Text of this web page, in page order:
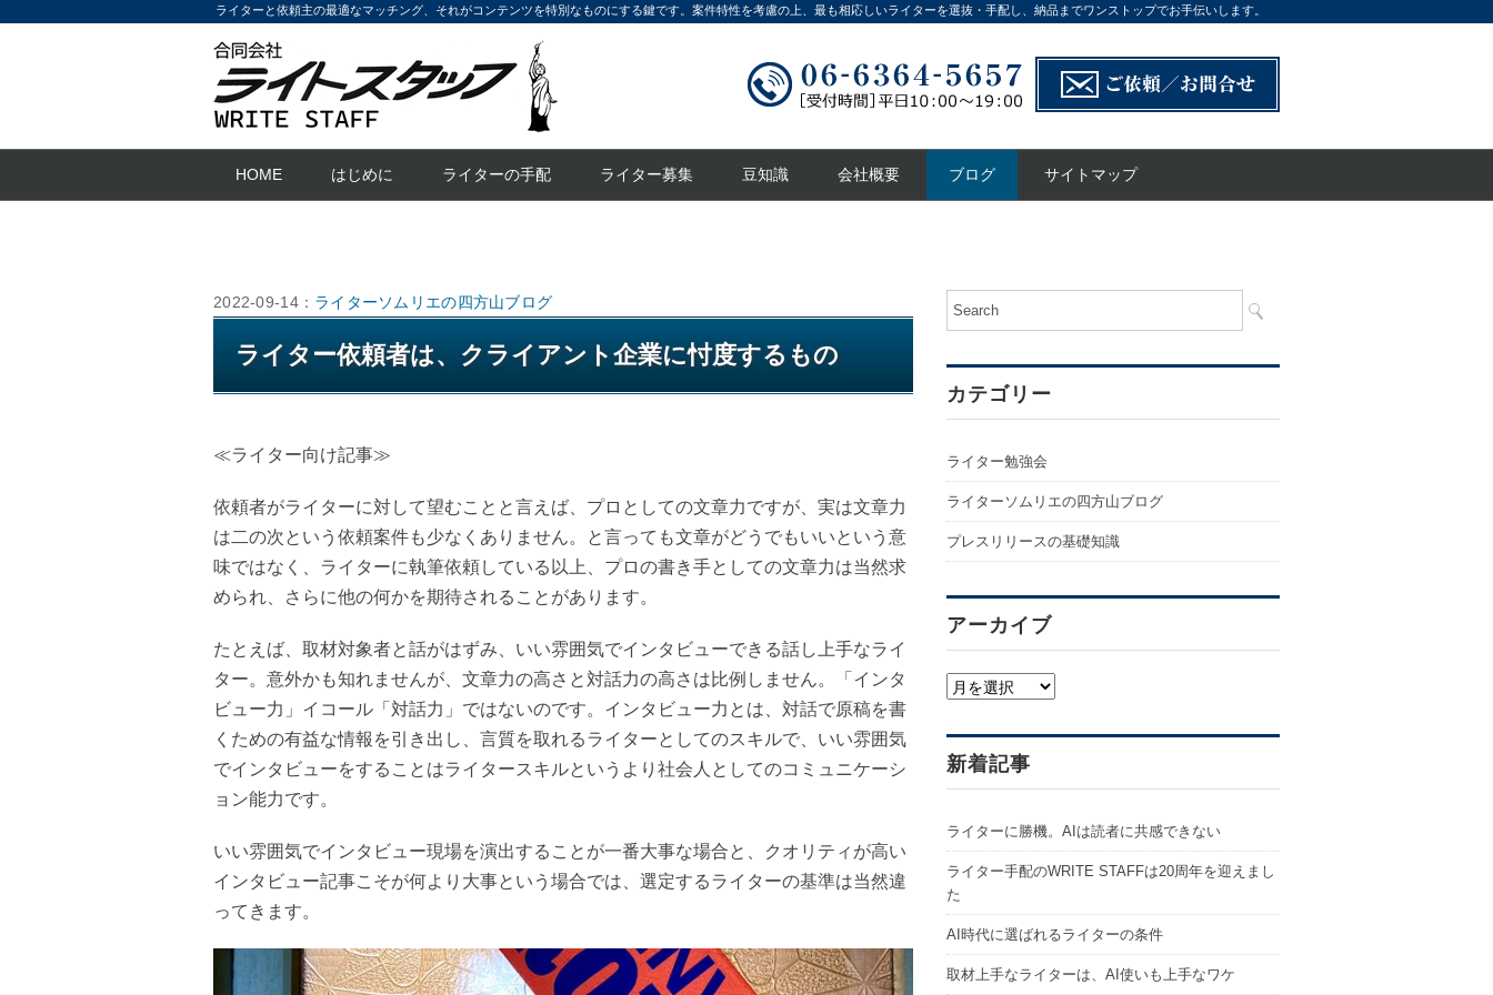
ライターと依頼主の最適なマッチング、それがコンテンツを特別なものにする鍵です。案件特性を考慮の上、最も相応しいライターを選抜・手配し、納品までワンストップでお手伝いします。
HOME はじめに ライターの手配 ライター募集 豆知識 会社概要 ブログ サイトマップ
2022-09-14： ライターソムリエの四方山ブログ
ライター依頼者は、クライアント企業に忖度するもの
≪ライター向け記事≫
依頼者がライターに対して望むことと言えば、プロとしての文章力ですが、実は文章力
は二の次という依頼案件も少なくありません。と言っても文章がどうでもいいという意
味ではなく、ライターに執筆依頼している以上、プロの書き手としての文章力は当然求
められ、さらに他の何かを期待されることがあります。
たとえば、取材対象者と話がはずみ、いい雰囲気でインタビューできる話し上手なライ
ター。意外かも知れませんが、文章力の高さと対話力の高さは比例しません。「インタ
ビュー力」イコール「対話力」ではないのです。インタビュー力とは、対話で原稿を書
くための有益な情報を引き出し、言質を取れるライターとしてのスキルで、いい雰囲気
でインタビューをすることはライタースキルというより社会人としてのコミュニケーシ
ョン能力です。
いい雰囲気でインタビュー現場を演出することが一番大事な場合と、クオリティが高い
インタビュー記事こそが何より大事という場合では、選定するライターの基準は当然違
ってきます。
カテゴリー
ライター勉強会
ライターソムリエの四方山ブログ
プレスリリースの基礎知識
アーカイブ
ア
カ
イ
ブ
新着記事
ライターに勝機。AIは読者に共感できない
ライター手配のWRITE STAFFは20周年を迎えまし
た
AI時代に選ばれるライターの条件
取材上手なライターは、AI使いも上手なワケ